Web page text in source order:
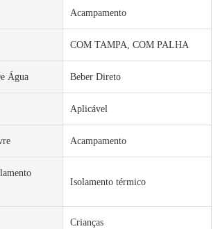
Acampamento
COM TAMPA, COM PALHA
Água Beber Direto
Aplicável
Acampamento
Isolamento térmico
Crianças